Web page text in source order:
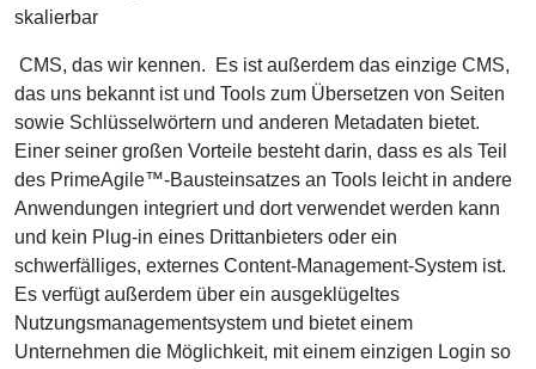
skalierbar
CMS, das wir kennen. Es ist außerdem das einzige CMS,
das uns bekannt ist und Tools zum Übersetzen von Seiten
sowie Schlüsselwörtern und anderen Metadaten bietet.
Einer seiner großen Vorteile besteht darin, dass es als Teil
des PrimeAgile™-Bausteinsatzes an Tools leicht in andere
Anwendungen integriert und dort verwendet werden kann
und kein Plug-in eines Drittanbieters oder ein
schwerfälliges, externes Content-Management-System ist.
Es verfügt außerdem über ein ausgeklügeltes
Nutzungsmanagementsystem und bietet einem
Unternehmen die Möglichkeit, mit einem einzigen Login so